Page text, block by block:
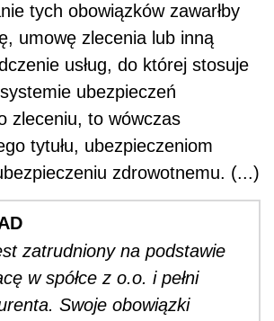
tych obowiązków zawarłby
umowę zlecenia lub inną
usług, do której stosuje
ubezpieczeń
zleceniu, to wówczas
tytułu, ubezpieczeniom
zdrowotnemu. (...)
zatrudniony na podstawie
w spółce z o.o. i pełni
Swoje obowiązki